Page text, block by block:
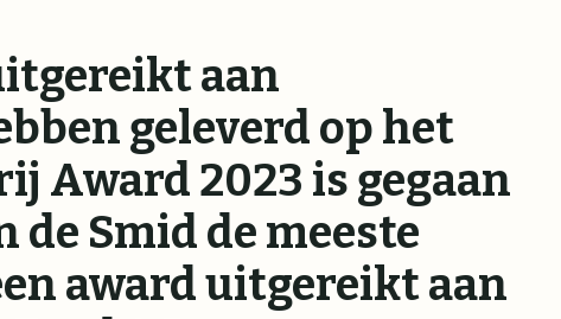
aan
geleverd op het
Award 2023 is gegaan
de Smid de meeste
award uitgereikt aan